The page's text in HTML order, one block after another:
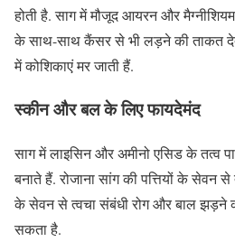
होती है. साग में मौजूद आयरन और
के साथ-साथ कैंसर से भी लड़ने की ताकत
में कोशिकाएं मर जाती हैं.
स्कीन और बल के लिए फायदेमंद
साग में लाइसिन और अमीनो एसिड के तत्व
बनाते हैं. रोजाना सांग की पत्तियों के सेवन
के सेवन से त्वचा संबंधी रोग और बाल झड़ने
सकता है.